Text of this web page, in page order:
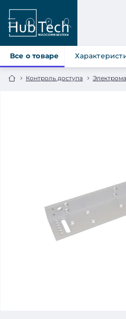
Контроль доступа
Все о товаре